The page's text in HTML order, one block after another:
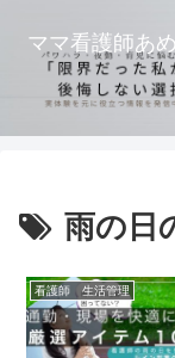
ママ看護師あ
雨の日
看護師 生活管理